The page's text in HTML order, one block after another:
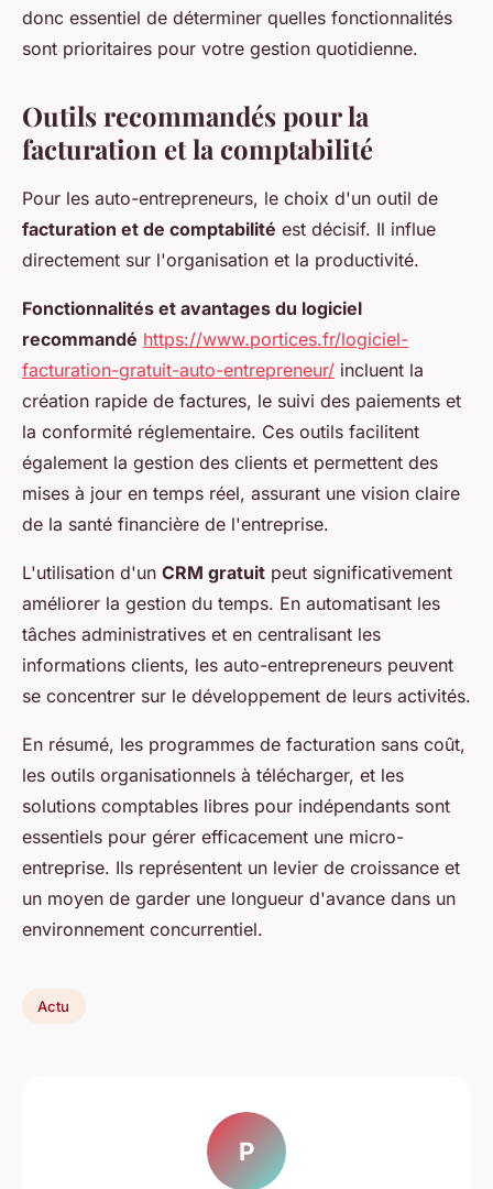
donc essentiel de déterminer quelles fonctionnalités
sont prioritaires pour votre gestion quotidienne.
Outils recommandés pour la
facturation et la comptabilité
Pour les auto-entrepreneurs, le choix d'un outil de
facturation et de comptabilité est décisif. Il influe
directement sur l'organisation et la productivité.
Fonctionnalités et avantages du logiciel
recommandé https://www.portices.fr/logiciel-
facturation-gratuit-auto-entrepreneur/ incluent la
création rapide de factures, le suivi des paiements et
la conformité réglementaire. Ces outils facilitent
également la gestion des clients et permettent des
mises à jour en temps réel, assurant une vision claire
de la santé financière de l'entreprise.
L'utilisation d'un CRM gratuit peut significativement
améliorer la gestion du temps. En automatisant les
tâches administratives et en centralisant les
informations clients, les auto-entrepreneurs peuvent
se concentrer sur le développement de leurs activités.
En résumé, les programmes de facturation sans coût,
les outils organisationnels à télécharger, et les
solutions comptables libres pour indépendants sont
essentiels pour gérer efficacement une micro-
entreprise. Ils représentent un levier de croissance et
un moyen de garder une longueur d'avance dans un
environnement concurrentiel.
Actu
P